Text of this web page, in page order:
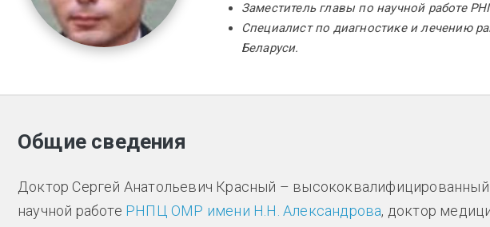
Заместитель главы по научной работе
Специалист по диагностике и лечению
Беларуси.
Общие сведения
Доктор Сергей Анатольевич Красный – высококвалифицированный
научной работе РНПЦ ОМР имени Н.Н. Александрова, доктор